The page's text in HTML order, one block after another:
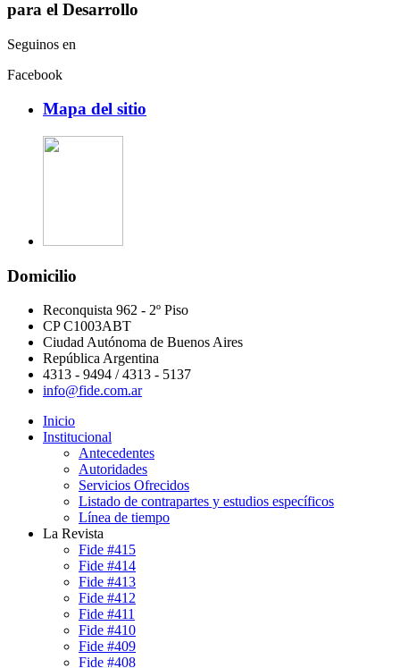
para el Desarrollo
Seguinos en
Facebook
Mapa del sitio
Domicilio
Reconquista 962 - 2º Piso
CP C1003ABT
Ciudad Autónoma de Buenos Aires
República Argentina
4313 - 9494 / 4313 - 5137
info@fide.com.ar
Inicio
Institucional
Antecedentes
Autoridades
Servicios Ofrecidos
Listado de contrapartes y estudios específicos
Línea de tiempo
La Revista
Fide #415
Fide #414
Fide #413
Fide #412
Fide #411
Fide #410
Fide #409
Fide #408